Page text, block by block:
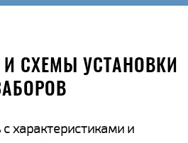
СХЕМЫ УСТАНОВКИ
характеристиками и